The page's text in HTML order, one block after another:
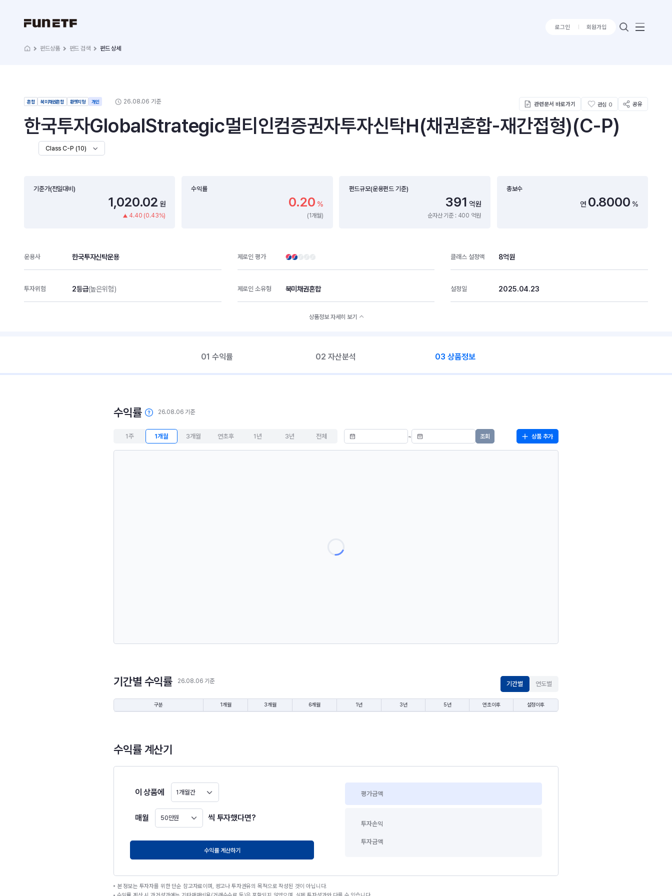
로그인 회원가입
펀드상품 펀드 검색 펀드 상세
혼합 북미채권혼합 환헷지형 개인 26.08.06 기준 관련문서 바로가기 관심 0 공유
한국투자GlobalStrategic멀티인컴증권자투자신탁H(채권혼합-재간접형)(C-P)
Class C-P (10)
기준가(전일대비)
1,020.02 원
4.40 (0.43%)
수익률
0.20 %
(1개월)
펀드규모(운용펀드 기준)
391 억원
순자산 기준 : 400 억원
총보수
연 0.8000 %
운용사 한국투자신탁운용 제로인 평가 클래스 설정액 8억원
투자위험 2등급(높은위험) 제로인 소유형 북미채권혼합 설정일 2025.04.23
상품정보 자세히 보기
01 수익률 02 자산분석 03 상품정보
수익률 26.08.06 기준
1주 1개월 3개월 연초후 1년 3년 전체 ~ 조회 상품 추가
기간별 수익률 26.08.06 기준 기간별 연도별
구분 1개월 3개월 6개월 1년 3년 5년 연초이후 설정이후
수익률 계산기
이 상품에 1개월간
매월 50만원 원 씩 투자했다면?
수익률 계산하기
평가금액
투자손익
투자금액
본 정보는 투자자를 위한 단순 참고자료이며, 광고나 투자권유의 목적으로 작성된 것이 아닙니다.